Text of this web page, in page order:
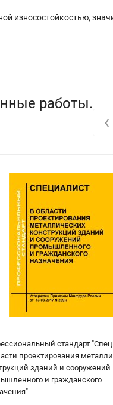
износостойкостью,
работы.
стандарт
проектирования
зданий и сооружений
и гражданского
‹